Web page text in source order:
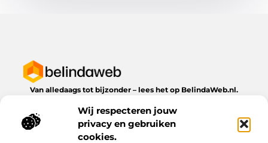
Wij respecteren jouw
privacy en gebruiken
cookies.
Van alledaags tot bijzonder – lees het op BelindaWeb.nl.
dagelijks leven te bieden heeft.
Bericht categorie